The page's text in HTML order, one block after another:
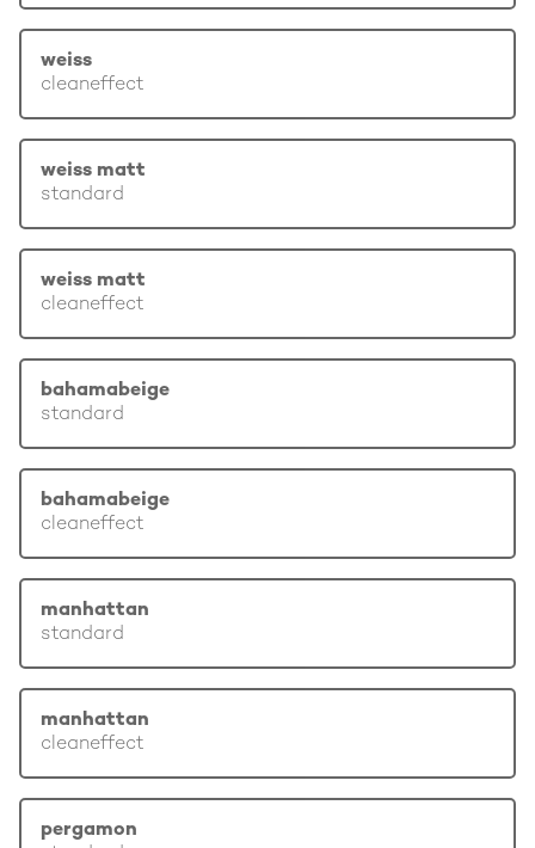
weiss
cleaneffect
weiss matt
standard
weiss matt
cleaneffect
bahamabeige
standard
bahamabeige
cleaneffect
manhattan
standard
manhattan
cleaneffect
pergamon